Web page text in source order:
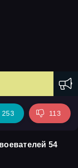
253 113
54